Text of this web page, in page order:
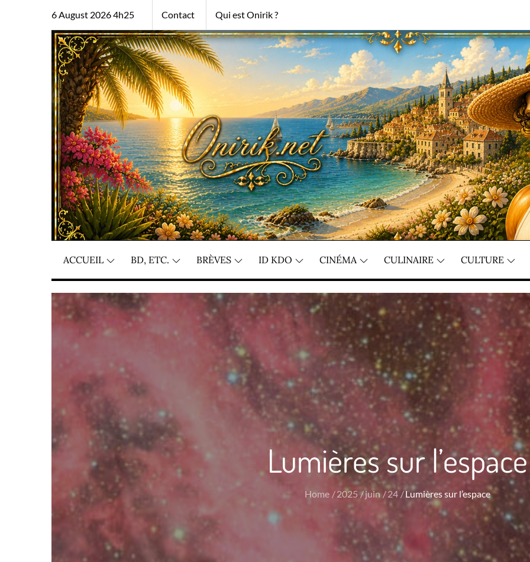
6 August 2026 4h25 Contact Qui est Onirik ?
ACCUEIL BD, ETC. BRÈVES ID KDO CINÉMA CULINAIRE CULTURE
Lumières sur l’espace
Home 2025 juin 24 Lumières sur l’espace